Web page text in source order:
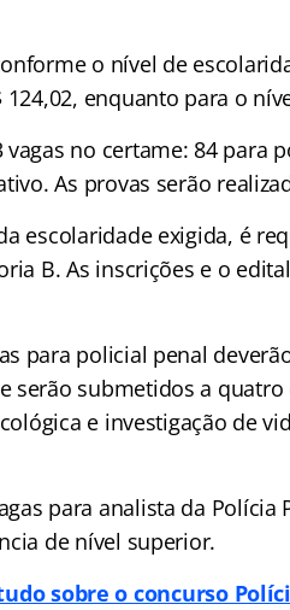
o nível de
enquanto para o
no certame: 84 para
As provas serão
escolaridade exigida, é
B. As inscrições e o
para policial penal
serão submetidos a
e investigação de
para analista da
de nível superior.
sobre o concurso